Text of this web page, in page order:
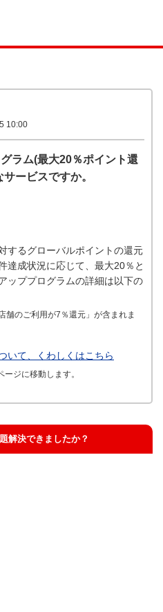
10:00
ラム(最大20％ポイント還
ービスですか。
するグローバルポイントの還元
達成状況に応じて、最大20％と
ッププログラムの詳細は以下の
舗のご利用が7％還元」が含まれま
いて、くわしくはこちら
ジに移動します。
解決できましたか？